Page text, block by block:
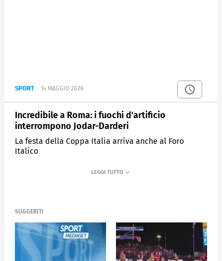
SPORT 14 MAGGIO 2026
Incredibile a Roma: i fuochi d'artificio
interrompono Jodar-Darderi
La festa della Coppa Italia arriva anche al Foro
Italico
SPORTMEDIASET
SUGGERITI